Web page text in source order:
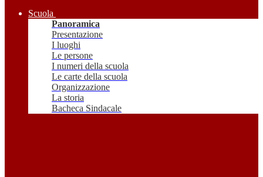
Scuola
Panoramica
Presentazione
I luoghi
Le persone
I numeri della scuola
Le carte della scuola
Organizzazione
La storia
Bacheca Sindacale